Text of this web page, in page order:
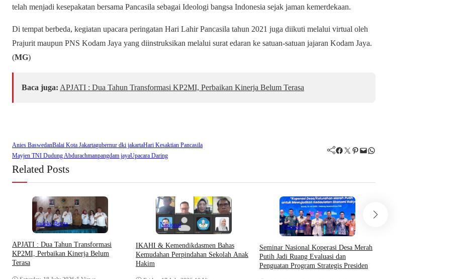
telah menjadi kesepakatan bersama Pancasila sebagai Ideologi bangsa Indonesia sejak jaman kemerdekaan.
Di tempat berbeda, kegiatan upacara peringatan Hari Lahir Pancasila tahun 2021 juga diikuti melalui virtual oleh
Prajurit maupun PNS Kodam Jaya yang diinstruksikan melalui surat edaran ke satuan-satuan jajaran Kodam Jaya.
(MG)
Baca juga: APJATI : Dua Tahun Transformasi KP2MI, Perbaikan Kinerja Belum Terasa
Anies BaswedanBalai Kota Jakartagubernur dki jakartaHari Kesaktian Pancasila
Mayjen TNI Dudung Abdurachmanpangdam jayaUpacara Daring
Facebook Twitter Pinterest Mail WhatsApp
Related Posts
Indeks Berita
APJATI : Dua Tahun Transformasi
KP2MI, Perbaikan Kinerja Belum
Terasa
Nasional
IKAHI & Kemendikdasmen Bahas
Kemudahan Perpindahan Sekolah Anak
Hakim
Nasional
Seminar Nasional Koperasi Desa Merah
Putih Jadi Ruang Evaluasi dan
Penguatan Program Strategis Presiden